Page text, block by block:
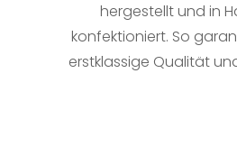
hergestellt und in
konfektioniert. So
erstklassige Qualität